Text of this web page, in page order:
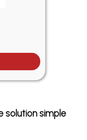
solution simple